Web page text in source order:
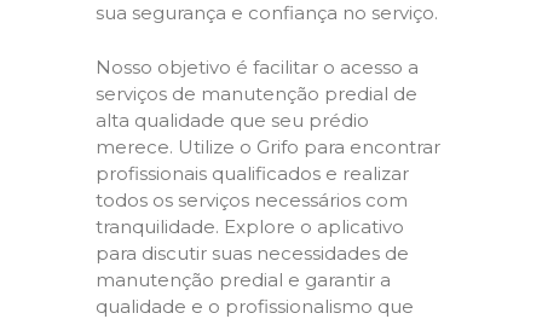
sua segurança e confiança no serviço.
Nosso objetivo é facilitar o acesso a
serviços de manutenção predial de
alta qualidade que seu prédio
merece. Utilize o Grifo para encontrar
profissionais qualificados e realizar
todos os serviços necessários com
tranquilidade. Explore o aplicativo
para discutir suas necessidades de
manutenção predial e garantir a
qualidade e o profissionalismo que